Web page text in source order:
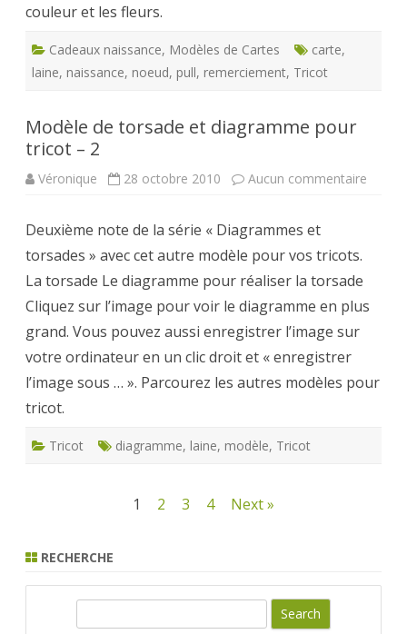
couleur et les fleurs.
Cadeaux naissance, Modèles de Cartes carte,
laine, naissance, noeud, pull, remerciement, Tricot
Modèle de torsade et diagramme pour
tricot – 2
Véronique 28 octobre 2010 Aucun commentaire
Deuxième note de la série « Diagrammes et
torsades » avec cet autre modèle pour vos tricots.
La torsade Le diagramme pour réaliser la torsade
Cliquez sur l’image pour voir le diagramme en plus
grand. Vous pouvez aussi enregistrer l’image sur
votre ordinateur en un clic droit et « enregistrer
l’image sous … ». Parcourez les autres modèles pour
tricot.
Tricot diagramme, laine, modèle, Tricot
publications
1 2 3 4 Next »
RECHERCHE